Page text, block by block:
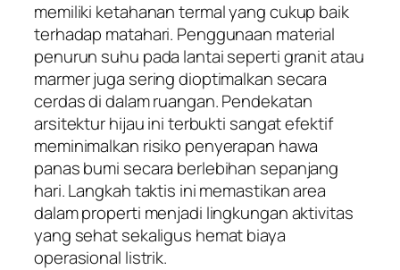
memiliki ketahanan termal yang cukup baik
terhadap matahari. Penggunaan material
penurun suhu pada lantai seperti granit atau
marmer juga sering dioptimalkan secara
cerdas di dalam ruangan. Pendekatan
arsitektur hijau ini terbukti sangat efektif
meminimalkan risiko penyerapan hawa
panas bumi secara berlebihan sepanjang
hari. Langkah taktis ini memastikan area
dalam properti menjadi lingkungan aktivitas
yang sehat sekaligus hemat biaya
operasional listrik.